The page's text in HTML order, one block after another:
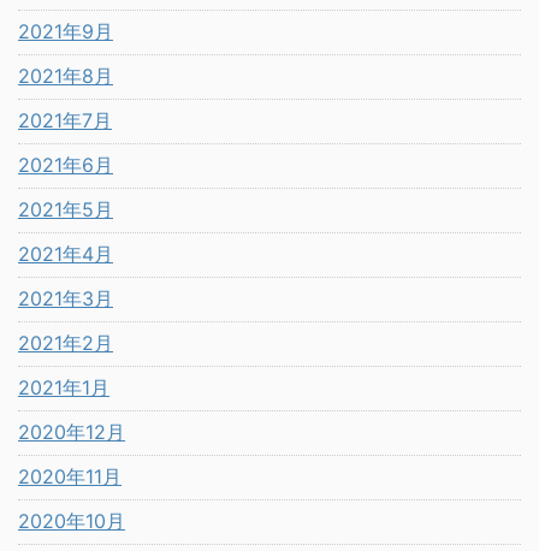
2021年9月
2021年8月
2021年7月
2021年6月
2021年5月
2021年4月
2021年3月
2021年2月
2021年1月
2020年12月
2020年11月
2020年10月